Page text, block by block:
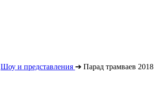
Шоу и представления ➔ Парад трамваев 2018